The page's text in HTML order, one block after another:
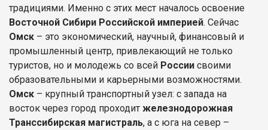
традициями. Именно с этих мест началось освоение
Восточной Сибири Российской империей. Сейчас
Омск – это экономический, научный, финансовый и
промышленный центр, привлекающий не только
туристов, но и молодежь со всей России своими
образовательными и карьерными возможностями.
Омск – крупный транспортный узел: с запада на
восток через город проходит железнодорожная
Транссибирская магистраль, а с юга на север –